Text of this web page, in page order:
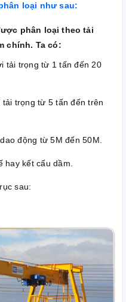
loại như sau:
phân loại theo tải
chính. Ta có:
tải trọng từ 1 tấn đến 20
tải trọng từ 5 tấn đến trên
động từ 5M đến 50M.
kết cấu dầm.
sau: